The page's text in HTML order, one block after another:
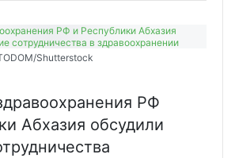
Shutterstock
РФ
Абхазия обсудили